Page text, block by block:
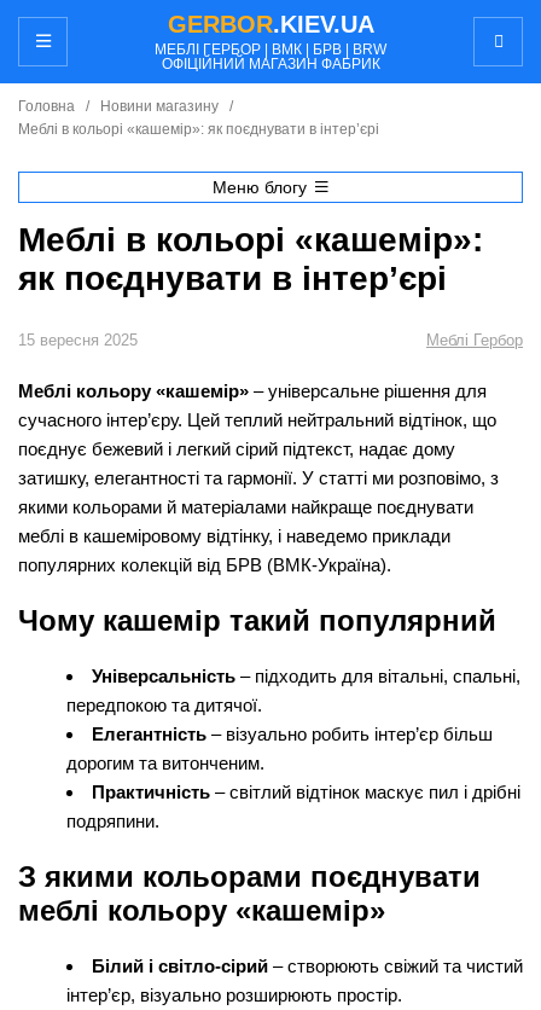
GERBOR.KIEV.UA
МЕБЛI ГЕРБОР | ВМК | БРВ | BRW
ОФІЦІЙНИЙ МАГАЗИН ФАБРИК
Головна / Новини магазину /
Меблі в кольорі «кашемір»: як поєднувати в інтер’єрі
Меню блогу
Меблі в кольорі «кашемір»:
як поєднувати в інтер’єрі
15 вересня 2025 Меблі Гербор
Меблі кольору «кашемір» – універсальне рішення для
сучасного інтер’єру. Цей теплий нейтральний відтінок, що
поєднує бежевий і легкий сірий підтекст, надає дому
затишку, елегантності та гармонії. У статті ми розповімо, з
якими кольорами й матеріалами найкраще поєднувати
меблі в кашеміровому відтінку, і наведемо приклади
популярних колекцій від БРВ (ВМК-Україна).
Чому кашемір такий популярний
Універсальність – підходить для вітальні, спальні,
передпокою та дитячої.
Елегантність – візуально робить інтер’єр більш
дорогим та витонченим.
Практичність – світлий відтінок маскує пил і дрібні
подряпини.
З якими кольорами поєднувати
меблі кольору «кашемір»
Білий і світло-сірий – створюють свіжий та чистий
інтер’єр, візуально розширюють простір.